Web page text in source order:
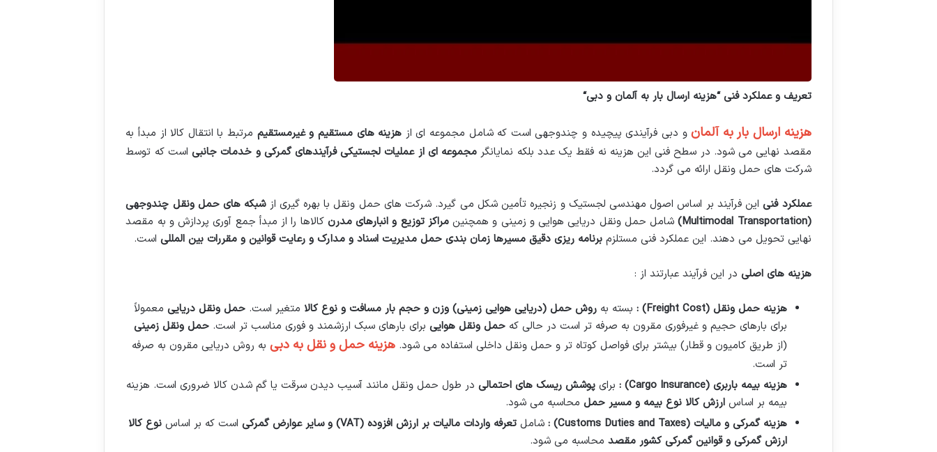
تعریف و عملکرد فنی “هزینه ارسال بار به آلمان و دبی“
هزینه ارسال بار به آلمانو دبی فرآیندی پیچیده و چندوجهی است که شامل مجموعه ای از هزینه های مستقیم و غیرمستقیم مرتبط با انتقال کالا از مبدأ به
مقصد نهایی می شود. در سطح فنی این هزینه نه فقط یک عدد بلکه نمایانگر مجموعه ای از عملیات لجستیکی فرآیندهای گمرکی و خدمات جانبیاست که توسط
شرکت های حمل ونقل ارائه می گردد.
عملکرد فنیاین فرآیند بر اساس اصول مهندسی لجستیک و زنجیره تأمین شکل می گیرد. شرکت های حمل ونقل با بهره گیری ازشبکه های حمل ونقل چندوجهی
(Multimodal Transportation)
شامل حمل ونقل دریایی هوایی و زمینی و همچنینمراکز توزیع و انبارهای مدرن کالاها را از مبدأ جمع آوری پردازش و به مقصد
نهایی تحویل می دهند. این عملکرد فنی مستلزمبرنامه ریزی دقیق مسیرها زمان بندی حمل مدیریت اسناد و مدارک و رعایت قوانین و مقررات بین المللی است.
هزینه های اصلی در این فرآیند عبارتند از :
هزینه حمل ونقل (Freight Cost)
: بسته بهروش حمل (دریایی هوایی زمینی) وزن و حجم بار مسافت و نوع کالا متغیر است.حمل ونقل دریایی معمولاً
برای بارهای حجیم و غیرفوری مقرون به صرفه تر است در حالی کهحمل ونقل هوایی برای بارهای سبک ارزشمند و فوری مناسب تر است.حمل ونقل زمینی
(از طریق کامیون و قطار) بیشتر برای فواصل کوتاه تر و حمل ونقل داخلی استفاده می شود.هزینه حمل و نقل به دبی به روش دریایی مقرون به صرفه
تر است.
هزینه بیمه باربری (Cargo Insurance)
: برایپوشش ریسک های احتمالی در طول حمل ونقل مانند آسیب دیدن سرقت یا گم شدن کالا ضروری است. هزینه
بیمه بر اساسارزش کالا نوع بیمه و مسیر حمل محاسبه می شود.
هزینه گمرکی و مالیات (Customs Duties and Taxes)
:شاملتعرفه واردات مالیات بر ارزش افزوده (VAT) و سایر عوارض گمرکی است که بر اساسنوع کالا
ارزش گمرکی و قوانین گمرکی کشور مقصد محاسبه می شود.